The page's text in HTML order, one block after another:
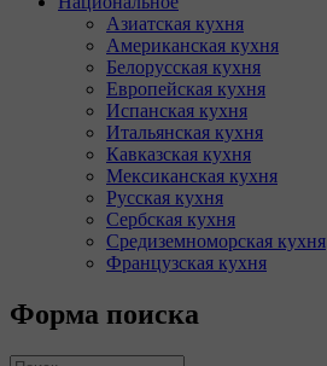
Азиатская кухня
Американская кухня
Белорусская кухня
Европейская кухня
Испанская кухня
Итальянская кухня
Кавказская кухня
Мексиканская кухня
Русская кухня
Сербская кухня
Средиземноморская кухня
Французская кухня
Форма поиска